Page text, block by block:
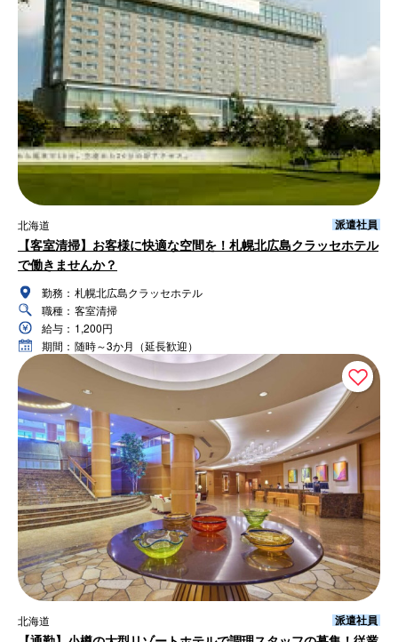
北海道 派遣社員
【客室清掃】お客様に快適な空間を！札幌北広島クラッセホテル
で働きませんか？
勤務： 札幌北広島クラッセホテル
職種： 客室清掃
給与： 1,200円
期間： 随時～3か月（延長歓迎）
北海道 派遣社員